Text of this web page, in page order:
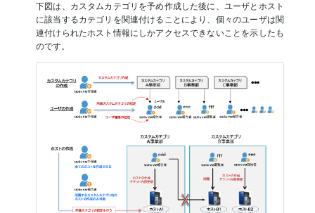
下図は、カスタムカテゴリを予め作成した後に、ユーザとホスト
に該当するカテゴリを関連付けることにより、個々のユーザは関
連付けられたホスト情報にしかアクセスできないことを示したも
のです。